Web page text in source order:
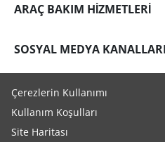
ARAÇ BAKIM HIZMETLERI
SOSYAL MEDYA
Çerezlerin Kullanımı
Kullanım Koşulları
Site Haritası